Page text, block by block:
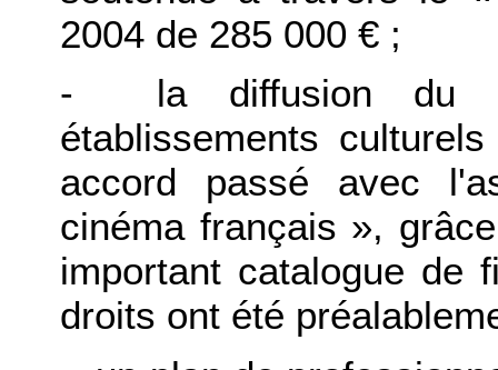
2004 de 285 000 € ;
- la diffusion du
établissements
accord passé avec
cinéma français »,
important catalogue de
droits ont été